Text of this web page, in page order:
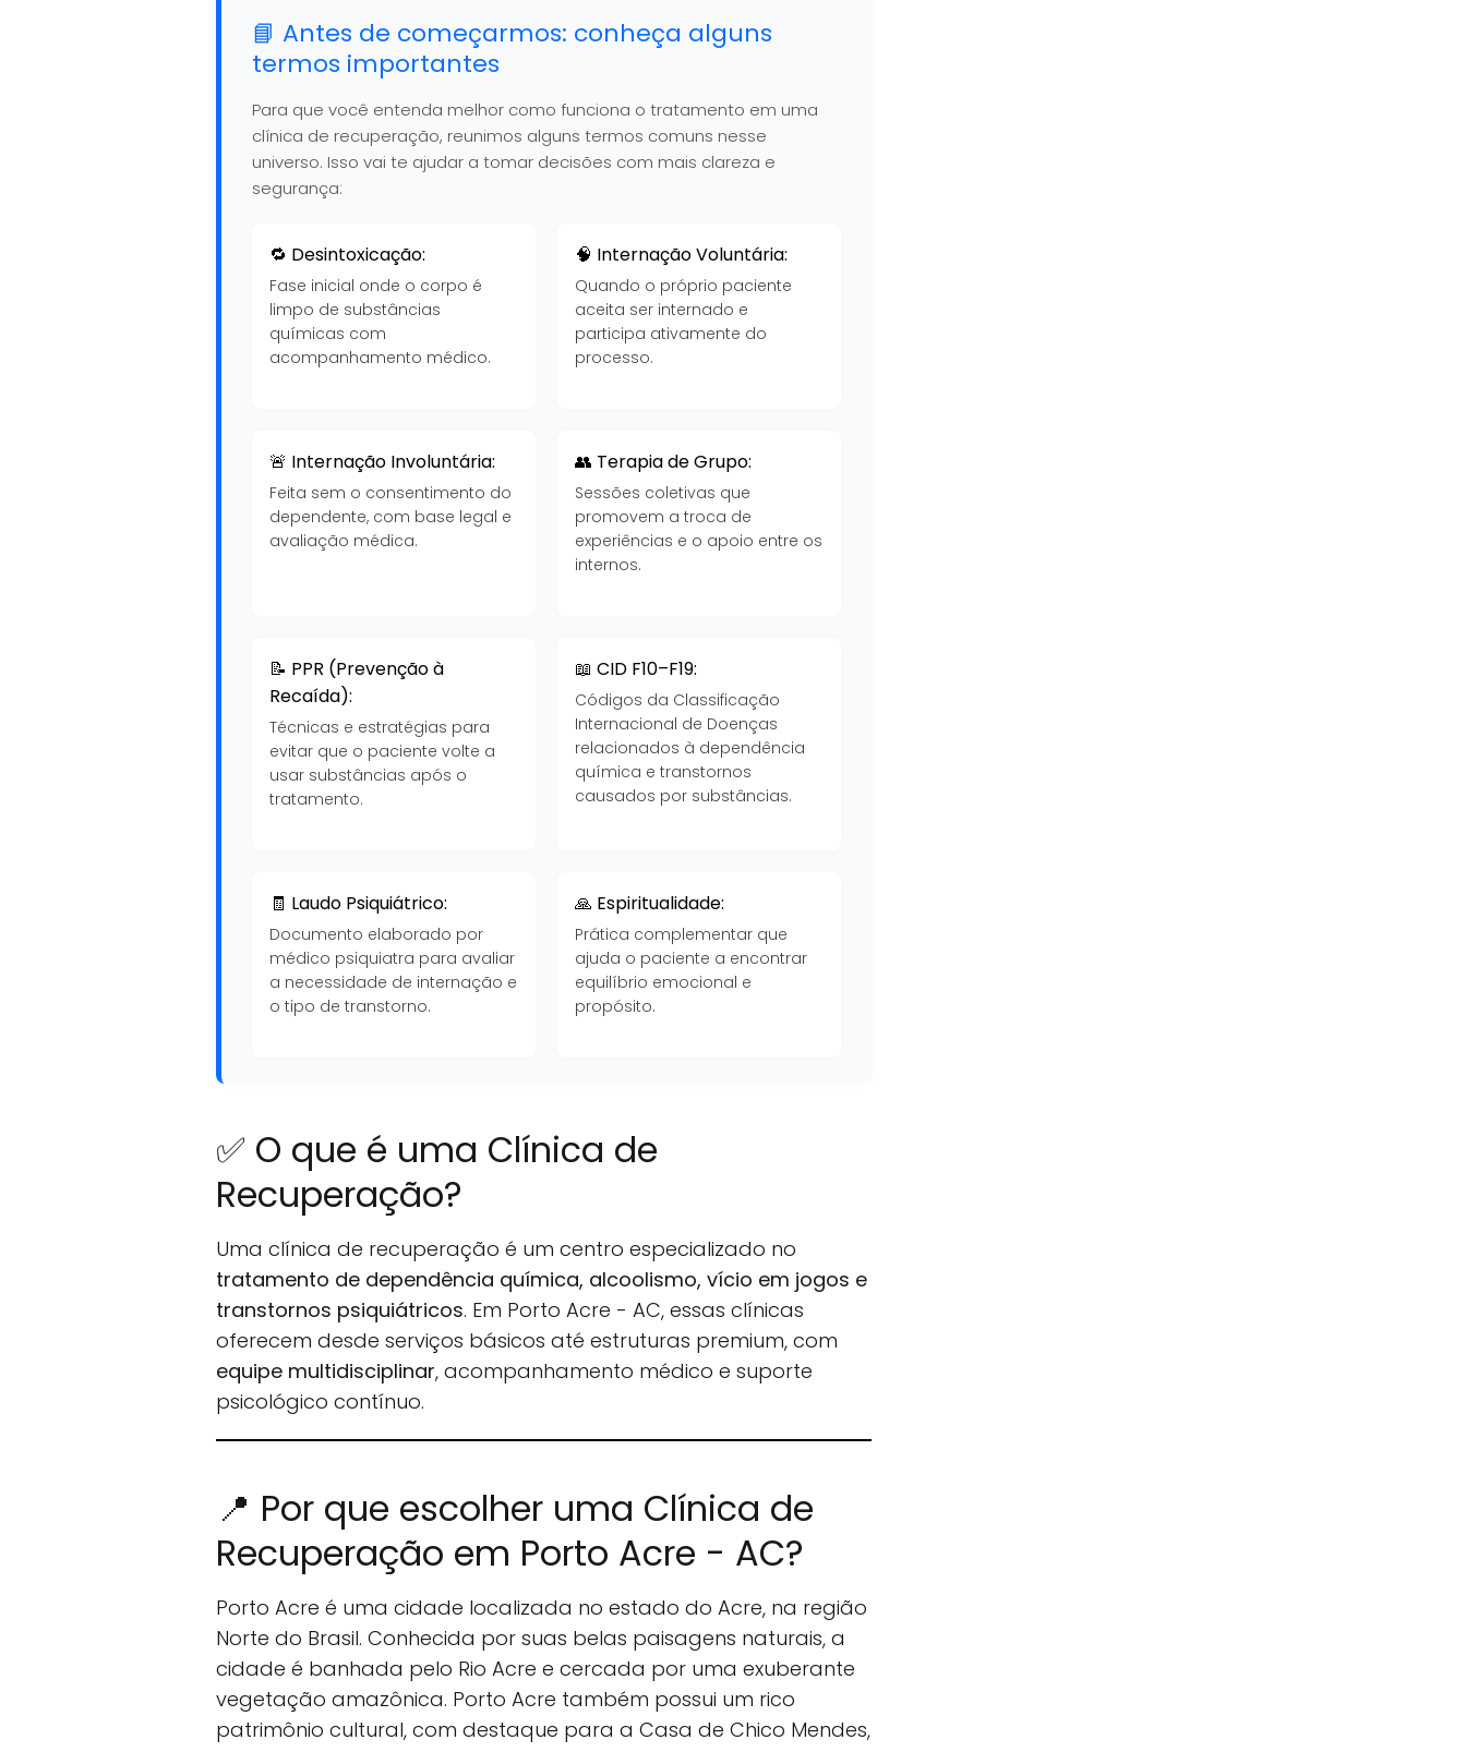
📘 Antes de começarmos: conheça alguns
termos importantes
Para que você entenda melhor como funciona o tratamento em uma
clínica de recuperação, reunimos alguns termos comuns nesse
universo. Isso vai te ajudar a tomar decisões com mais clareza e
segurança:
🔁 Desintoxicação:
Fase inicial onde o corpo é
limpo de substâncias
químicas com
acompanhamento médico.
🧠 Internação Voluntária:
Quando o próprio paciente
aceita ser internado e
participa ativamente do
processo.
🚨 Internação Involuntária:
Feita sem o consentimento do
dependente, com base legal e
avaliação médica.
👥 Terapia de Grupo:
Sessões coletivas que
promovem a troca de
experiências e o apoio entre os
internos.
📝 PPR (Prevenção à
Recaída):
Técnicas e estratégias para
evitar que o paciente volte a
usar substâncias após o
tratamento.
📖 CID F10–F19:
Códigos da Classificação
Internacional de Doenças
relacionados à dependência
química e transtornos
causados por substâncias.
🧾 Laudo Psiquiátrico:
Documento elaborado por
médico psiquiatra para avaliar
a necessidade de internação e
o tipo de transtorno.
🙏 Espiritualidade:
Prática complementar que
ajuda o paciente a encontrar
equilíbrio emocional e
propósito.
✅ O que é uma Clínica de
Recuperação?
Uma clínica de recuperação é um centro especializado no
tratamento de dependência química, alcoolismo, vício em jogos e
transtornos psiquiátricos. Em Porto Acre - AC, essas clínicas
oferecem desde serviços básicos até estruturas premium, com
equipe multidisciplinar, acompanhamento médico e suporte
psicológico contínuo.
📍 Por que escolher uma Clínica de
Recuperação em Porto Acre - AC?
Porto Acre é uma cidade localizada no estado do Acre, na região
Norte do Brasil. Conhecida por suas belas paisagens naturais, a
cidade é banhada pelo Rio Acre e cercada por uma exuberante
vegetação amazônica. Porto Acre também possui um rico
patrimônio cultural, com destaque para a Casa de Chico Mendes,